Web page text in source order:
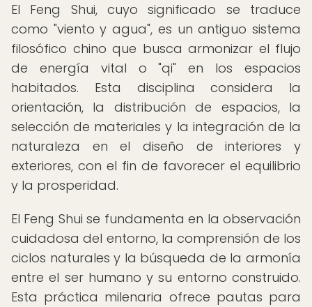
El Feng Shui, cuyo significado se traduce
como "viento y agua", es un antiguo sistema
filosófico chino que busca armonizar el flujo
de energía vital o "qi" en los espacios
habitados. Esta disciplina considera la
orientación, la distribución de espacios, la
selección de materiales y la integración de la
naturaleza en el diseño de interiores y
exteriores, con el fin de favorecer el equilibrio
y la prosperidad.
El Feng Shui se fundamenta en la observación
cuidadosa del entorno, la comprensión de los
ciclos naturales y la búsqueda de la armonía
entre el ser humano y su entorno construido.
Esta práctica milenaria ofrece pautas para